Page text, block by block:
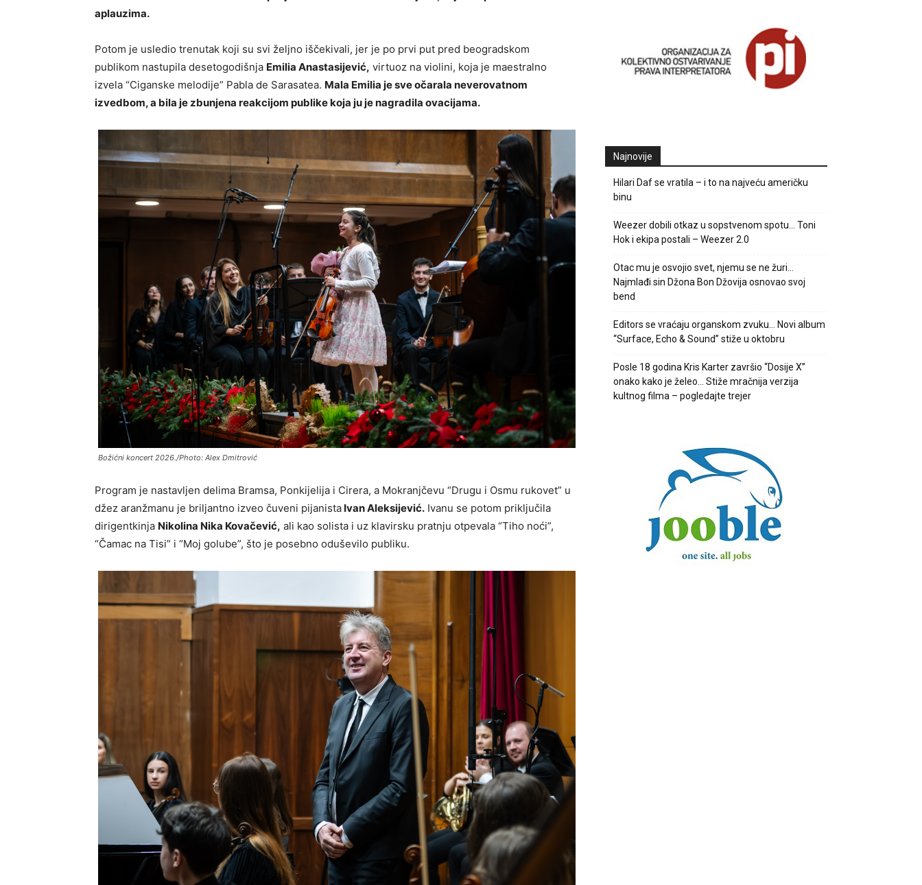
aplauzima.
Potom je usledio trenutak koji su svi željno iščekivali, jer je po prvi put pred beogradskom
publikom nastupila desetogodišnja Emilia Anastasijević, virtuoz na violini, koja je maestralno
izvela “Ciganske melodije” Pabla de Sarasatea. Mala Emilia je sve očarala neverovatnom
izvedbom, a bila je zbunjena reakcijom publike koja ju je nagradila ovacijama.
Božićni koncert 2026./Photo: Alex Dmitrović
Program je nastavljen delima Bramsa, Ponkijelija i Cirera, a Mokranjčevu “Drugu i Osmu rukovet” u
džez aranžmanu je briljantno izveo čuveni pijanista Ivan Aleksijević. Ivanu se potom priključila
dirigentkinja Nikolina Nika Kovačević, ali kao solista i uz klavirsku pratnju otpevala “Tiho noći”,
“Čamac na Tisi” i “Moj golube”, što je posebno oduševilo publiku.
Najnovije
Hilari Daf se vratila – i to na najveću američku
binu
Weezer dobili otkaz u sopstvenom spotu… Toni
Hok i ekipa postali – Weezer 2.0
Otac mu je osvojio svet, njemu se ne žuri…
Najmlađi sin Džona Bon Džovija osnovao svoj
bend
Editors se vraćaju organskom zvuku… Novi album
“Surface, Echo & Sound” stiže u oktobru
Posle 18 godina Kris Karter završio “Dosije X”
onako kako je želeo… Stiže mračnija verzija
kultnog filma – pogledajte trejer